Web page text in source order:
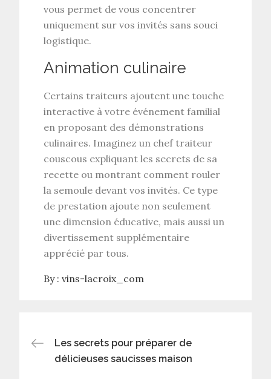
vous permet de vous concentrer
uniquement sur vos invités sans souci
logistique.
Animation culinaire
Certains traiteurs ajoutent une touche
interactive à votre événement familial
en proposant des démonstrations
culinaires. Imaginez un chef traiteur
couscous expliquant les secrets de sa
recette ou montrant comment rouler
la semoule devant vos invités. Ce type
de prestation ajoute non seulement
une dimension éducative, mais aussi un
divertissement supplémentaire
apprécié par tous.
By :vins-lacroix_com
Navigation
Les secrets pour préparer de
délicieuses saucisses maison